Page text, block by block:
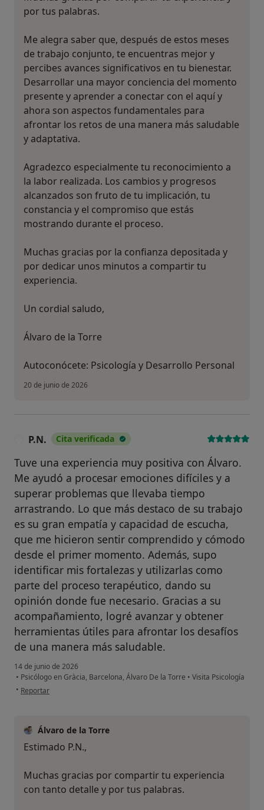
por tus palabras.
Me alegra saber que, después de estos meses
de trabajo conjunto, te encuentras mejor y
percibes avances significativos en tu bienestar.
Desarrollar una mayor conciencia del momento
presente y aprender a conectar con el aquí y
ahora son aspectos fundamentales para
afrontar los retos de una manera más saludable
y adaptativa.
Agradezco especialmente tu reconocimiento a
la labor realizada. Los cambios y progresos
alcanzados son fruto de tu implicación, tu
constancia y el compromiso que estás
mostrando durante el proceso.
Muchas gracias por la confianza depositada y
por dedicar unos minutos a compartir tu
experiencia.
Un cordial saludo,
Álvaro de la Torre
Autoconócete: Psicología y Desarrollo Personal
20 de junio de 2026
P.N. Cita verificada
Tuve una experiencia muy positiva con Álvaro.
Me ayudó a procesar emociones difíciles y a
superar problemas que llevaba tiempo
arrastrando. Lo que más destaco de su trabajo
es su gran empatía y capacidad de escucha,
que me hicieron sentir comprendido y cómodo
desde el primer momento. Además, supo
identificar mis fortalezas y utilizarlas como
parte del proceso terapéutico, dando su
opinión donde fue necesario. Gracias a su
acompañamiento, logré avanzar y obtener
herramientas útiles para afrontar los desafíos
de una manera más saludable.
14 de junio de 2026
• Psicólogo en Gràcia, Barcelona, Álvaro De la Torre • Visita Psicología
• en opinión del usuario P.N.
Reportar
Álvaro de la Torre
Estimado P.N.,
Muchas gracias por compartir tu experiencia
con tanto detalle y por tus palabras.